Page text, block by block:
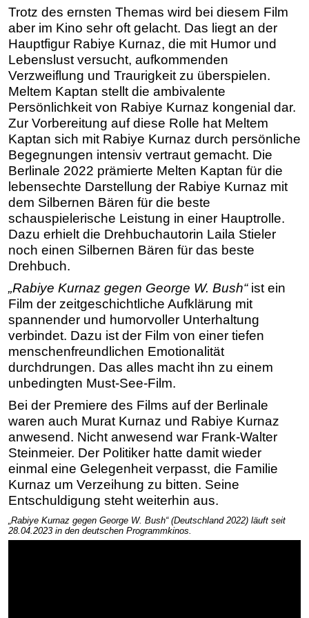
Trotz des ernsten Themas wird bei diesem Film
aber im Kino sehr oft gelacht. Das liegt an der
Hauptfigur Rabiye Kurnaz, die mit Humor und
Lebenslust versucht, aufkommenden
Verzweiflung und Traurigkeit zu überspielen.
Meltem Kaptan stellt die ambivalente
Persönlichkeit von Rabiye Kurnaz kongenial dar.
Zur Vorbereitung auf diese Rolle hat Meltem
Kaptan sich mit Rabiye Kurnaz durch persönliche
Begegnungen intensiv vertraut gemacht. Die
Berlinale 2022 prämierte Melten Kaptan für die
lebensechte Darstellung der Rabiye Kurnaz mit
dem Silbernen Bären für die beste
schauspielerische Leistung in einer Hauptrolle.
Dazu erhielt die Drehbuchautorin Laila Stieler
noch einen Silbernen Bären für das beste
Drehbuch.
„Rabiye Kurnaz gegen George W. Bush“ist ein
Film der zeitgeschichtliche Aufklärung mit
spannender und humorvoller Unterhaltung
verbindet. Dazu ist der Film von einer tiefen
menschenfreundlichen Emotionalität
durchdrungen. Das alles macht ihn zu einem
unbedingten Must-See-Film.
Bei der Premiere des Films auf der Berlinale
waren auch Murat Kurnaz und Rabiye Kurnaz
anwesend. Nicht anwesend war Frank-Walter
Steinmeier. Der Politiker hatte damit wieder
einmal eine Gelegenheit verpasst, die Familie
Kurnaz um Verzeihung zu bitten. Seine
Entschuldigung steht weiterhin aus.
„Rabiye Kurnaz gegen George W. Bush“ (Deutschland 2022) läuft seit
28.04.2023 in den deutschen Programmkinos.